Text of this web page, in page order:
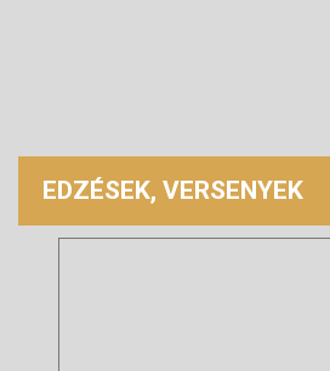
EDZÉSEK, VERSENYEK